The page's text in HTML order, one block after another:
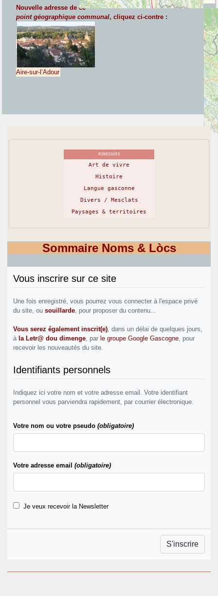
Nouvelle adresse de ce
point géographique communal, cliquez ci-contre :
Aire-sur-l’Adour
RUBRIQUES
Art de vivre
Histoire
Langue gasconne
Divers / Mesclats
Paysages & territoires
Sommaire Noms & Lòcs
Vous inscrire sur ce site
Une fois enregistré, vous pourrez vous connecter à l'espace privé
du site, ou souillarde , pour proposer du contenu...
Vous serez également inscrit(e) , dans un délai de quelques jours,
à la Letr@ dou dimenge , par le groupe Google Gascogne , pour
recevoir les nouveautés du site.
Identifiants personnels
Indiquez ici votre nom et votre adresse email. Votre identifiant
personnel vous parviendra rapidement, par courrier électronique.
Votre nom ou votre pseudo (obligatoire)
Votre adresse email (obligatoire)
Je veux recevoir la Newsletter